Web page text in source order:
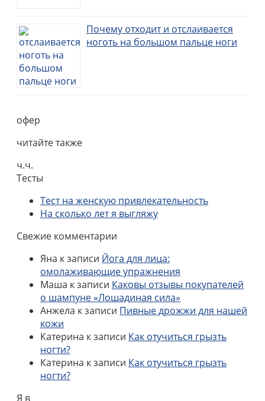
Почему отходит и отслаивается
ноготь на большом пальце ноги
офер
читайте также
ч.ч.
Тесты
Тест на женскую привлекательность
На сколько лет я выгляжу
Свежие комментарии
Яна к записи Йога для лица:
омолаживающие упражнения
Маша к записи Каковы отзывы покупателей
о шампуне «Лошадиная сила»
Анжела к записи Пивные дрожжи для нашей
кожи
Катерина к записи Как отучиться грызть
ногти?
Катерина к записи Как отучиться грызть
ногти?
Я в